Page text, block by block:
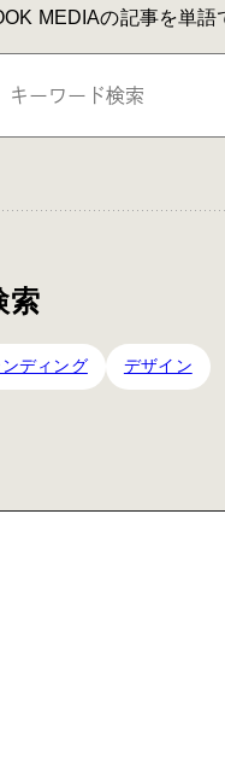
MEDIAの記事を単語
索
ディング デザイン